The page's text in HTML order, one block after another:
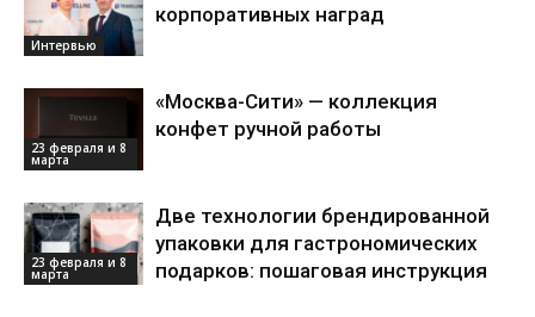
Интервью
корпоративных наград
23 февраля и 8
марта
«Москва-Сити» — коллекция
конфет ручной работы
23 февраля и 8
марта
Две технологии брендированной
упаковки для гастрономических
подарков: пошаговая инструкция